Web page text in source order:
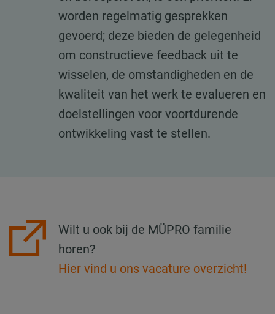
worden regelmatig gesprekken
gevoerd; deze bieden de gelegenheid
om constructieve feedback uit te
wisselen, de omstandigheden en de
kwaliteit van het werk te evalueren en
doelstellingen voor voortdurende
ontwikkeling vast te stellen.
Wilt u ook bij de MÜPRO familie
horen?
Hier vind u ons vacature overzicht!